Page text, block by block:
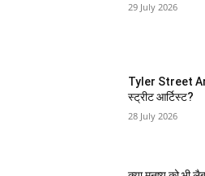
29 July 2026
Tyler Street Art
स्ट्रीट आर्टिस्ट?
28 July 2026